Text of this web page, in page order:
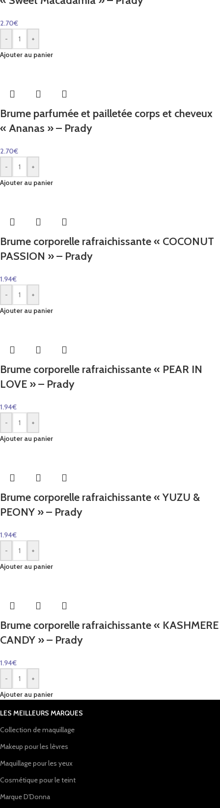
2.70€
-
+
Ajouter au panier
Brume parfumée et pailletée corps et cheveux
« Ananas » – Prady
2.70€
-
+
Ajouter au panier
Brume corporelle rafraichissante « COCONUT
PASSION » – Prady
1.94€
-
+
Ajouter au panier
Brume corporelle rafraichissante « PEAR IN
LOVE » – Prady
1.94€
-
+
Ajouter au panier
Brume corporelle rafraichissante « YUZU &
PEONY » – Prady
1.94€
-
+
Ajouter au panier
Brume corporelle rafraichissante « KASHMERE
CANDY » – Prady
1.94€
-
+
Ajouter au panier
LES MEILLEURS MARQUES
Collection de maquillage
Makeup pour les lèvres
Maquillage pour les yeux
Cosmétique pour le teint
Marque D'Donna